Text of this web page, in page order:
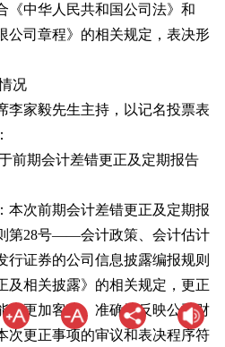
《中华人民共和国公司法》和
公司章程》的相关规定，表决形
况
家毅先生主持，以记名投票表
期会计差错更正及定期报告
次前期会计差错更正及定期报
第28号——会计政策、会计估计
行证券的公司信息披露编报规则
相关披露》的相关规定，更正
够更加客观、准确地反映公司财
次更正事项的审议和表决程序符